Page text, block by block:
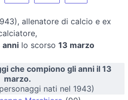
allenatore di calcio e ex
anni lo scorso 13 marzo
che compiono gli anni il 13
marzo.
nati nel 1943)